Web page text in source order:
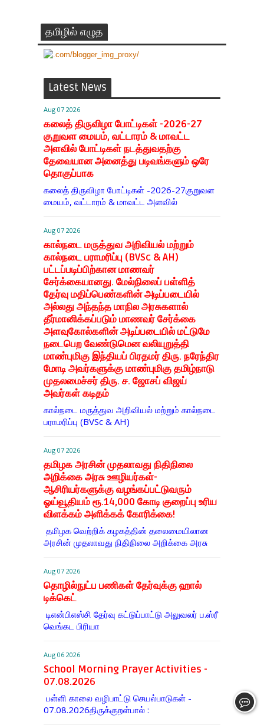
தமிழில் எழுத
Latest News
Aug 07 2026
கலைத் திருவிழா போட்டிகள் -2026-27
குறுவள மையம், வட்டாரம் & மாவட்ட
அளவில் போட்டிகள் நடத்துவதற்கு
தேவையான அனைத்து படிவங்களும் ஒரே
தொகுப்பாக
கலைத் திருவிழா போட்டிகள் -2026-27குறுவள
மையம், வட்டாரம் & மாவட்ட அளவில்
Aug 07 2026
கால்நடை மருத்துவ அறிவியல் மற்றும்
கால்நடை பராமரிப்பு (BVSc & AH)
பட்டப்படிப்பிற்கான மாணவர்
சேர்க்கையானது. மேல்நிலைப் பள்ளித்
தேர்வு மதிப்பெண்களின் அடிப்படையில்
அல்லது அந்தந்த மாநில அரசுகளால்
தீர்மானிக்கப்படும் மாணவர் சேர்க்கை
அளவுகோல்களின் அடிப்படையில் மட்டுமே
நடைபெற வேண்டுமென வலியுறுத்தி
மாண்புமிகு இந்தியப் பிரதமர் திரு. நரேந்திர
மோடி அவர்களுக்கு மாண்புமிகு தமிழ்நாடு
முதலமைச்சர் திரு. ச. ஜோசப் விஜய்
அவர்கள் கடிதம்
கால்நடை மருத்துவ அறிவியல் மற்றும் கால்நடை
பராமரிப்பு (BVSc & AH)
Aug 07 2026
தமிழக அரசின் முதலாவது நிதிநிலை
அறிக்கை அரசு ஊழியர்கள்-
ஆசிரியர்களுக்கு வழங்கப்பட்டுவரும்
ஓய்வூதியம் ரூ.14,000 கோடி குறைப்பு உரிய
விளக்கம் அளிக்கக் கோரிக்கை!
தமிழக வெற்றிக் கழகத்தின் தலைமையிலான
அரசின் முதலாவது நிதிநிலை அறிக்கை அரசு
Aug 07 2026
தொழில்நுட்ப பணிகள் தேர்வுக்கு ஹால் ​
டிக்கெட்
டிஎன்​பிஎஸ்சி தேர்வு கட்​டுப்​பாட்டு அலு​வலர் ப.ஸ்ரீ
வெங்கட பிரியா
Aug 06 2026
School Morning Prayer Activities -
07.08.2026
பள்ளி காலை வழிபாட்டு செயல்பாடுகள் -
07.08.2026திருக்குறள்பால் :